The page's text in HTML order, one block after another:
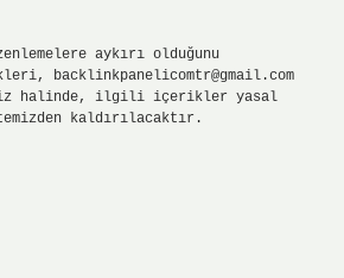
aykırı olduğunu
backlinkpanelicomtr@gmail.com
halinde, ilgili içerikler yasal
kaldırılacaktır.